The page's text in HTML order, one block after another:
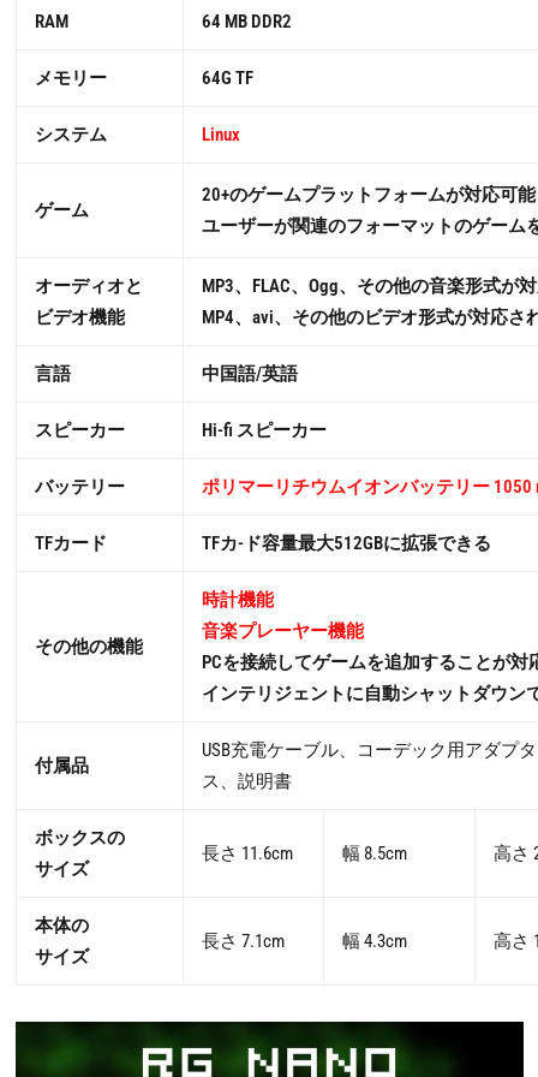
RAM 64 MB DDR2
メモリー 64G TF
システム Linux
ゲーム
20+のゲームプラットフォームが対応可
ユーザーが関連のフォーマットのゲーム
オーディオと
ビデオ機能
MP3、FLAC、Ogg、その他の音楽形式が
MP4、avi、その他のビデオ形式が対応さ
言語 中国語/英語
スピーカー Hi-fi スピーカー
バッテリー ポリマーリチウムイオンバッテリー 1050
TFカード TFカ-ド容量最大512GBに拡張できる
その他の機能
時計機能
音楽プレーヤー機能
PCを接続してゲームを追加することが対
インテリジェントに自動シャットダウン
付属品
USB充電ケーブル、コーデック用アダプ
ス、説明書
ボックスの
サイズ
長さ 11.6cm 幅 8.5cm 高さ
本体の
サイズ
長さ 7.1cm 幅 4.3cm 高さ